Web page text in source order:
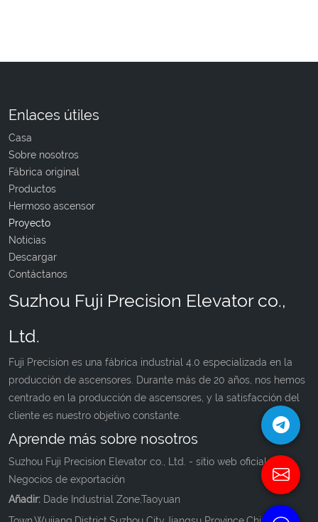
Enlaces útiles
Casa
Sobre nosotros
Fábrica original
Productos
Hermoso ascensor
Proyecto
Noticias
Descargar
Contáctanos
Suzhou Fuji Precision Elevator co.,
Ltd.
Fuji Precision es una fábrica industrial 4.0 especializada en la
producción de ascensores. Durante más de 20 años, nos hemos
centrado en la producción de ascensores, y la satisfacción del
cliente es nuestro objetivo constante.
Aprende más sobre nosotros
Suzhou Fuji Precision Elevator co., Ltd. - sitio web oficial de
Negocios de exportación
Añadir: Dade Industrial Zone,Taoyuan